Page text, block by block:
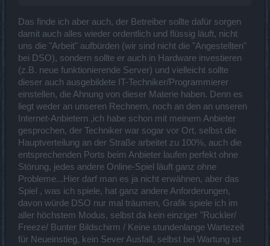
Das finde ich aber auch, der Betreiber sollte dafür sorgen
damit auch alles wieder ordentlich und flüssig läuft, nicht
uns die "Arbeit" aufbürden (wir sind nicht die "Angestellten"
bei DSO), sondern sollte er auch in Hardware investieren
(z.B. neue funktionierende Server) und vielleicht sollte
dieser auch ausgebildete IT-Techniker/Programmierer
einstellen, die Ahnung von dieser Materie haben. Denn es
liegt weder an unseren Rechnern, noch an den an unseren
Internet-Anbietern ,ich habe schon mit meinem Anbieter
gesprochen, der Techniker war sogar vor Ort, selbst die
Hauptverteilung an der Straße arbeitet zu 100%, auch die
entsprechenden Ports beim Anbieter laufen perfekt ohne
Störung, jedes andere Online-Spiel läuft ganz ohne
Probleme...Hier darf man es ja nicht erwähnen, aber das
Spiel , was ich spiele, hat ganz andere Anforderungen,
davon würde DSO nur mal träumen, Grafik spiele ich im
aller höchstem Modus, selbst da kein einziger "Ruckler/
Freeze/ Bunter Bildschirm / Keine stundenlange Wartezeit
für Neueinstieg, kein Sever Ausfall, selbst bei Wartung ist